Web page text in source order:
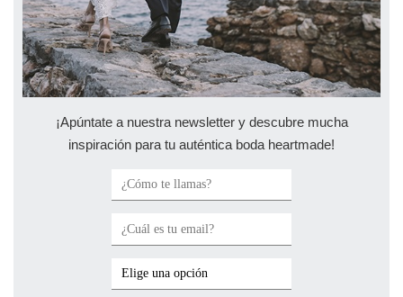
¡Apúntate a nuestra newsletter y descubre mucha
inspiración para tu auténtica boda heartmade!